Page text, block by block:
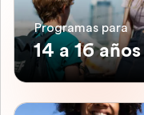
Programas para
14 a 16 años